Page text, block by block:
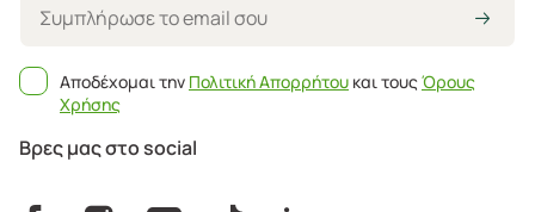
Αποδέχομαι την Πολιτική Απορρήτου και τουςΌρους
Χρήσης
Βρες μας στο social